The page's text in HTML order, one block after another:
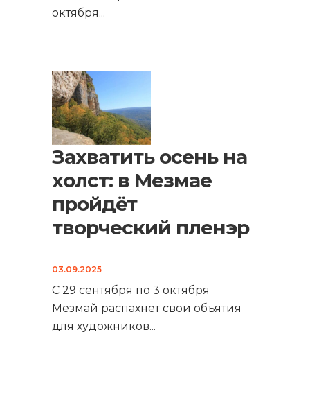
октября...
Захватить осень на
холст: в Мезмае
пройдёт
творческий пленэр
03.09.2025
С 29 сентября по 3 октября
Мезмай распахнёт свои объятия
для художников...